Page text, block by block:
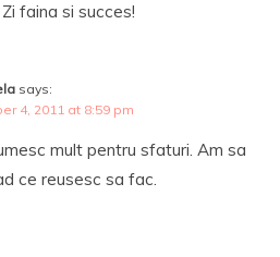
faina si succes!
says:
4, 2011 at 8:59 pm
mult pentru sfaturi. Am sa
ce reusesc sa fac.